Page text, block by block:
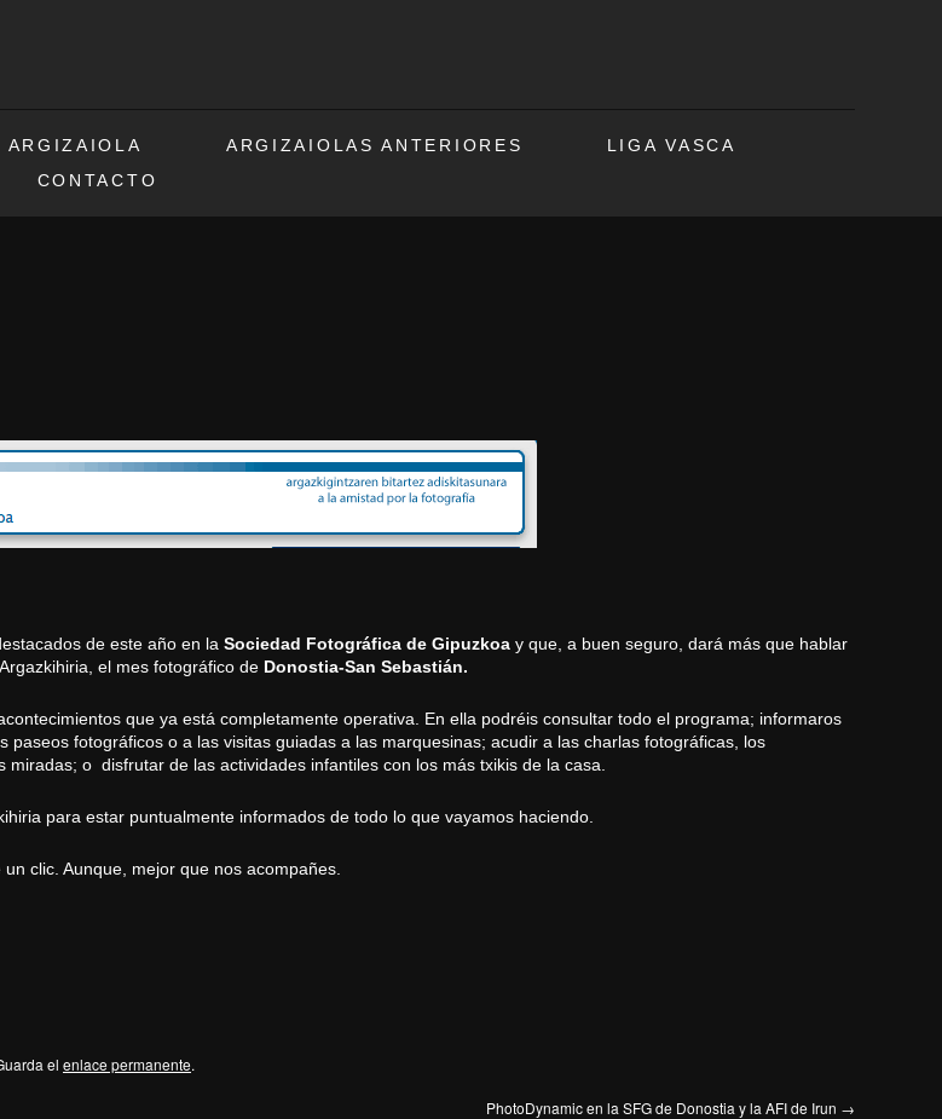
ARGIZAIOLA ARGIZAIOLAS ANTERIORES
LIGA VASCA
CONTACTO
de este año en la Sociedad Fotográfica de Gipuzkoa y que, a buen seguro, dará más que hablar
Argazkihiria , el mes fotográfico de Donostia-San Sebastián.
que ya está completamente operativa. En ella podréis consultar todo el programa; informaros
paseos fotográficos o a las visitas guiadas a las marquesinas; acudir a las charlas fotográficas, los
miradas; o disfrutar de las actividades infantiles con los más txikis de la casa.
para estar puntualmente informados de todo lo que vayamos haciendo.
un clic . Aunque, mejor que nos acompañes.
el enlace permanente.
PhotoDynamic en la SFG de Donostia y la AFI de Irun →